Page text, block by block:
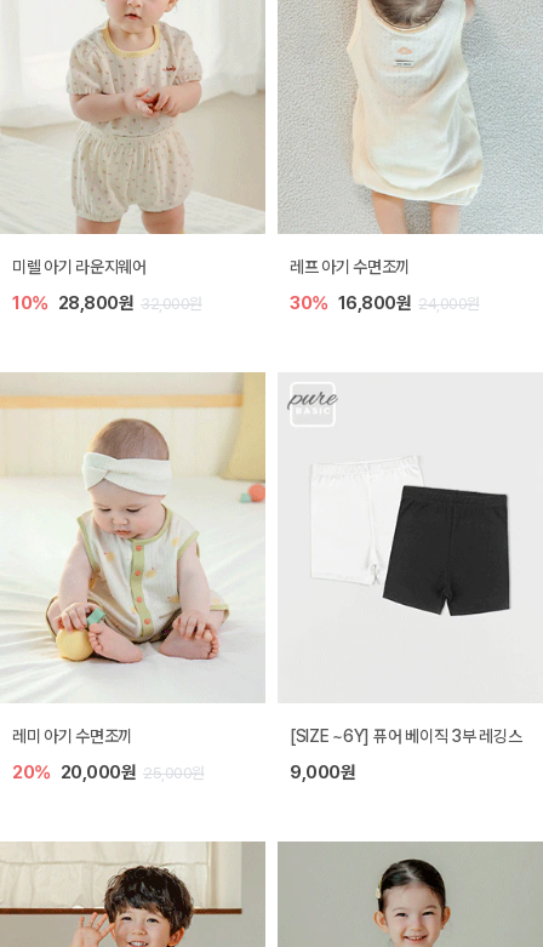
미렐 아기 라운지웨어
10% 28,800원 32,000원
레프 아기 수면조끼
30% 16,800원 24,000원
레미 아기 수면조끼
20% 20,000원 25,000원
[SIZE ~6Y] 퓨어 베이직 3부 레깅스
9,000원